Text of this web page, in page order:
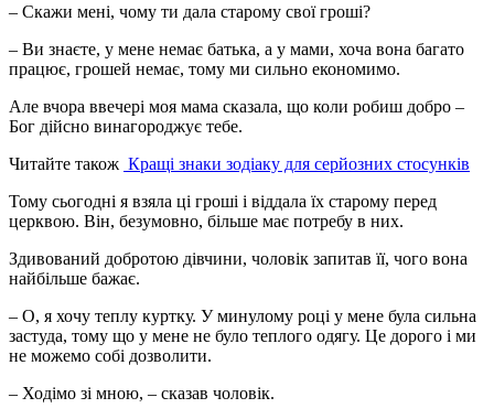
– Скажи мені, чому ти дала старому свої гроші?
– Ви знаєте, у мене немає батька, а у мами, хоча вона багато
працює, грошей немає, тому ми сильно економимо.
Але вчора ввечері моя мама сказала, що коли робиш добро –
Бог дійсно винагороджує тебе.
Читайте також Кращі знаки зодіаку для серйозних стосунків
Тому сьогодні я взяла ці гроші і віддала їх старому перед
церквою. Він, безумовно, більше має потребу в них.
Здивований добротою дівчини, чоловік запитав її, чого вона
найбільше бажає.
– О, я хочу теплу куртку. У минулому році у мене була сильна
застуда, тому що у мене не було теплого одягу. Це дорого і ми
не можемо собі дозволити.
– Ходімо зі мною, – сказав чоловік.